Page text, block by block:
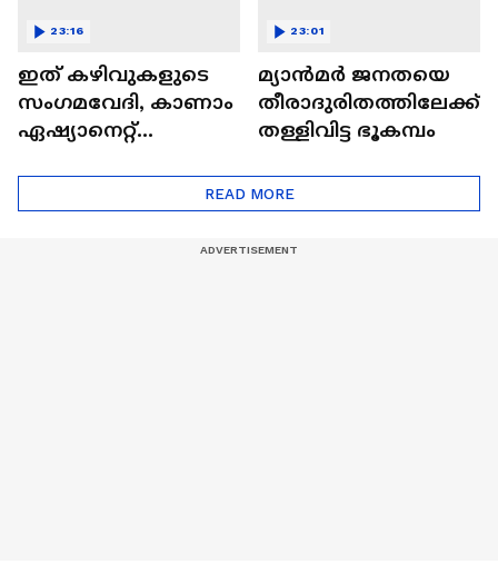
ഇത് കഴിവുകളുടെ
സംഗമവേദി, കാണാം
ഏഷ്യാനെറ്റ്
23:16
മ്യാൻമർ ജനതയെ
തീരാദുരിതത്തിലേക്ക്
തള്ളിവിട്ട ഭൂകമ്പം
23:01
READ MORE